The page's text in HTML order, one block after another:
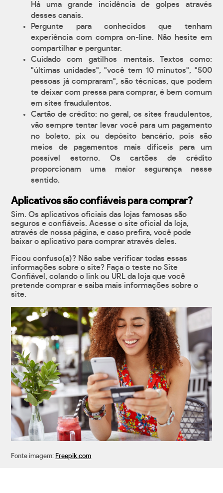
Há uma grande incidência de golpes através
desses canais.
Pergunte para conhecidos que tenham
experiência com compra on-line. Não hesite em
compartilhar e perguntar.
Cuidado com gatilhos mentais. Textos como:
"últimas unidades", "você tem 10 minutos", "500
pessoas já compraram", são técnicas, que podem
te deixar com pressa para comprar, é bem comum
em sites fraudulentos.
Cartão de crédito: no geral, os sites fraudulentos,
vão sempre tentar levar você para um pagamento
no boleto, pix ou depósito bancário, pois são
meios de pagamentos mais difíceis para um
possível estorno. Os cartões de crédito
proporcionam uma maior segurança nesse
sentido.
Aplicativos são confiáveis para comprar?
Sim. Os aplicativos oficiais das lojas famosas são
seguros e confiáveis. Acesse o site oficial da loja,
através de nossa página, e caso prefira, você pode
baixar o aplicativo para comprar através deles.
Ficou confuso(a)? Não sabe verificar todas essas
informações sobre o site? Faça o teste no Site
Confiável, colando o link ou URL da loja que você
pretende comprar e saiba mais informações sobre o
site.
Fonte imagem: Freepik.com